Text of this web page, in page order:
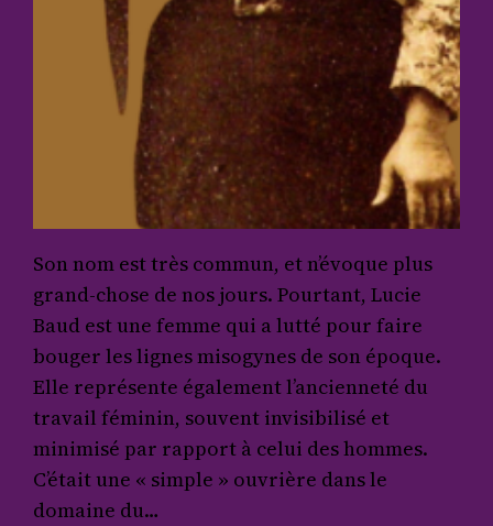
Son nom est très commun, et n’évoque plus
grand-chose de nos jours. Pourtant, Lucie
Baud est une femme qui a lutté pour faire
bouger les lignes misogynes de son époque.
Elle représente également l’ancienneté du
travail féminin, souvent invisibilisé et
minimisé par rapport à celui des hommes.
C’était une « simple » ouvrière dans le
domaine du…